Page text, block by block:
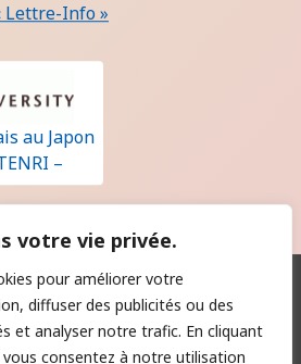
votre vie privée.
pour améliorer votre
diffuser des publicités ou des
et analyser notre trafic. En cliquant
consentez à notre utilisation
Lettre-Info »
au Japon
–